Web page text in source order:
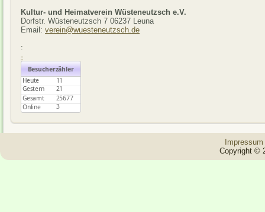
Kultur- und Heimatverein Wüsteneutzsch e.V.
Dorfstr. Wüsteneutzsch 7 06237 Leuna
Email: verein@wuesteneutzsch.de
:
-
Impressum
Copyright ©